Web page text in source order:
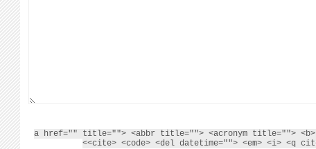
<a href="" title=""> <abbr title=""> <acronym title="">
<cite> <code> <del datetime=""> <em> <i> <q